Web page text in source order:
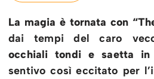
La magia è tornata con
dai tempi del caro
occhiali tondi e saetta in
sentivo così eccitato per